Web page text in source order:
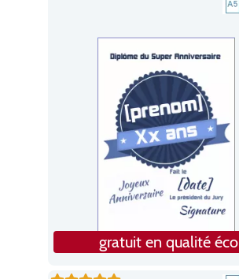
gratuit en qualité éco